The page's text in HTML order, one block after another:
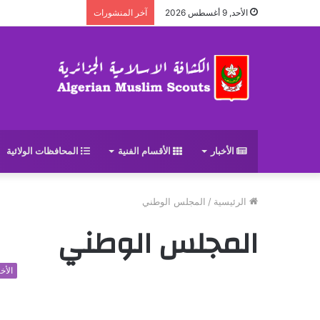
الأحد, 9 أغسطس 2026 آخر المنشورات
الأخبار الأقسام الفنية المحافظات الولائية
الرئيسية / المجلس الوطني
المجلس الوطني